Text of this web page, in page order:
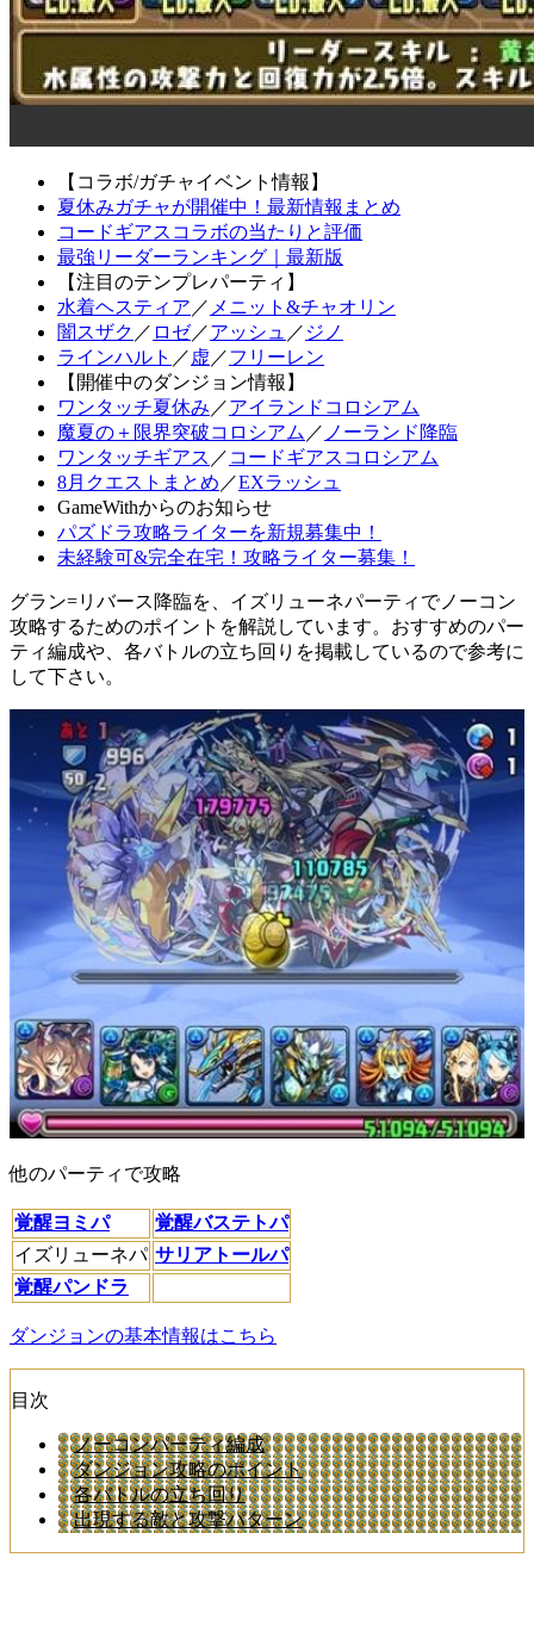
【コラボ/ガチャイベント情報】
夏休みガチャが開催中！最新情報まとめ
コードギアスコラボの当たりと評価
最強リーダーランキング｜最新版
【注目のテンプレパーティ】
水着ヘスティア ／ メニット&チャオリン
闇スザク ／ ロゼ／アッシュ ／ ジノ
ラインハルト ／ 虚 ／フリーレン
【開催中のダンジョン情報】
ワンタッチ夏休み ／アイランドコロシアム
魔夏の＋限界突破コロシアム ／ ノーランド降臨
ワンタッチギアス ／ コードギアスコロシアム
8月クエストまとめ ／EXラッシュ
GameWithからのお知らせ
パズドラ攻略ライターを新規募集中！
未経験可&完全在宅！攻略ライター募集！
グラン=リバース降臨を、イズリューネパーティでノーコン
攻略するためのポイントを解説しています。おすすめのパー
ティ編成や、各バトルの立ち回りを掲載しているので参考に
して下さい。
他のパーティで攻略
覚醒ヨミパ
覚醒バステトパ
イズリューネパ サリアトールパ
覚醒パンドラ
ダンジョンの基本情報はこちら
目次
ノーコンパーティ編成
ダンジョン攻略のポイント
各バトルの立ち回り
出現する敵と攻撃パターン